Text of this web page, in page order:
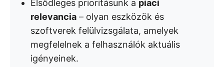
Elsődleges prioritásunk a piaci
relevancia – olyan eszközök és
szoftverek felülvizsgálata, amelyek
megfelelnek a felhasználók aktuális
igényeinek.